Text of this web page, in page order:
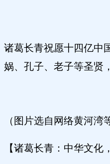
诸葛长青祝愿十四亿中
娲、孔子、老子等圣贤
（图片选自网络黄河湾
【诸葛长青：中华文化